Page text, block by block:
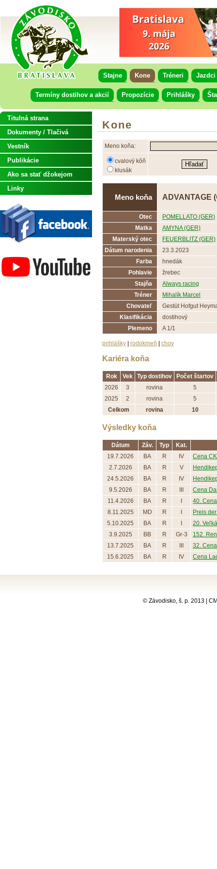
Stajne Kone Tréneri Jazdci
Termíny dostihov a akcií Propozície Prihlášky
Kone
Meno koňa:
cvalový kôň
klusák
Meno koňa ADVANTAGE
Otec
POMELLATO (GER)
Matka
AMYNA (GER)
Materský otec
FEUERBLITZ (GER)
Dátum narodenia
23.3.2023
Farba
hnedák
Pohlavie
žrebec
Stajňa
Always racing
Tréner
Mihalík Marcel
Chovateľ
Gestüt Hofgut
Klasifikácia
dostihový
Plemeno
A 1/1
prihlášky rodokmeň chov
Kariéra koňa
Rok Vek Typ dostihov
Počet štartov
2026
3 rovina
5
2025
2 rovina
5
Celkom
rovina 10
Výsledky koňa
Dátum Záv. Typ
Kat.
19.7.2026
BA R IV
Cena
2.7.2026
BA R V
24.5.2026
BA R IV
9.5.2026
BA R
Cena
11.4.2026
BA R
40.
8.11.2025
MD R
Preis
5.10.2025
BA R
20.
3.9.2025
BB R Gr-3
152.
13.7.2025
BA R
32.
15.6.2025
BA R IV Cena
Titulná strana
Dokumenty / Tlačivá
Vestník
Publikácie
Ako sa stať džokejom
Linky
© Závodisko, š. p. 2013 |